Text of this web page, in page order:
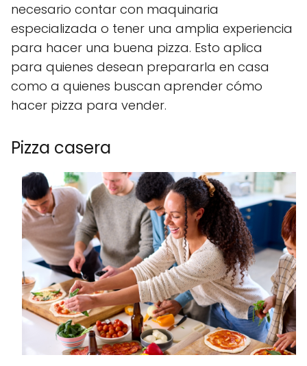
necesario contar con maquinaria
especializada o tener una amplia experiencia
para hacer una buena pizza. Esto aplica
para quienes desean prepararla en casa
como a quienes buscan aprender cómo
hacer pizza para vender.
Pizza casera